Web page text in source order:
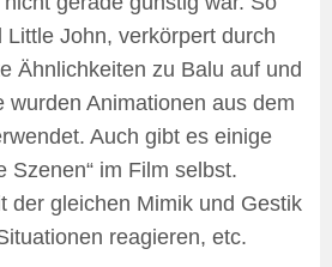
John, verkörpert durch
Ähnlichkeiten zu Balu auf und
wurden Animationen aus dem
Auch gibt es einige
Szenen“ im Film selbst.
der gleichen Mimik und Gestik
reagieren, etc.